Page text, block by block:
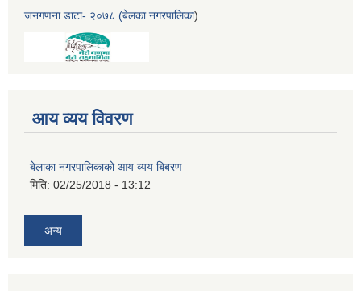
जनगणना डाटा- २०७८ (बेलका नगरपालिका)
आय व्यय विवरण
बेलाका नगरपालिकाको आय व्यय बिबरण
मिति: 02/25/2018 - 13:12
अन्य